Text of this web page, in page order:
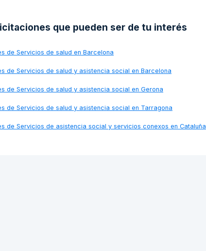
que pueden ser de tu interés
de Servicios de salud en Barcelona
de Servicios de salud y asistencia social en Barcelona
de Servicios de salud y asistencia social en Gerona
de Servicios de salud y asistencia social en Tarragona
de Servicios de asistencia social y servicios conexos en Cataluña